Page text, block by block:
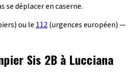
se déplacer en caserne.
ou le 112(urgences européen) —
Sis 2B à Lucciana